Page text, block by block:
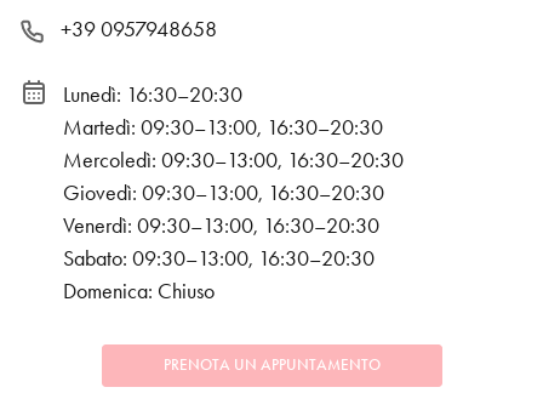
+39 0957948658
Lunedì: 16:30–20:30
Martedì: 09:30–13:00, 16:30–20:30
Mercoledì: 09:30–13:00, 16:30–20:30
Giovedì: 09:30–13:00, 16:30–20:30
Venerdì: 09:30–13:00, 16:30–20:30
Sabato: 09:30–13:00, 16:30–20:30
Domenica: Chiuso
PRENOTA UN APPUNTAMENTO